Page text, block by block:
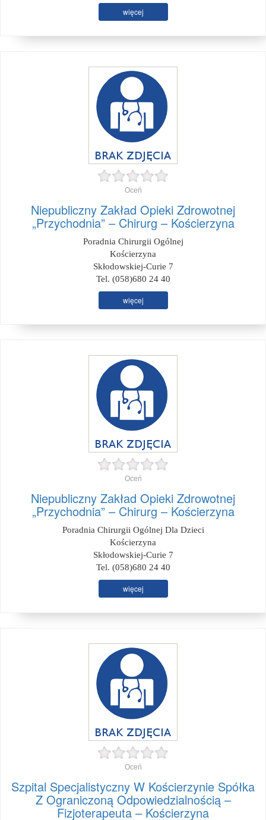
więcej
Oceń
Niepubliczny Zakład Opieki Zdrowotnej
„Przychodnia” – Chirurg – Kościerzyna
Poradnia Chirurgii Ogólnej
Kościerzyna
Skłodowskiej-Curie 7
Tel. (058)680 24 40
więcej
Oceń
Niepubliczny Zakład Opieki Zdrowotnej
„Przychodnia” – Chirurg – Kościerzyna
Poradnia Chirurgii Ogólnej Dla Dzieci
Kościerzyna
Skłodowskiej-Curie 7
Tel. (058)680 24 40
więcej
Oceń
Szpital Specjalistyczny W Kościerzynie Spółka
Z Ograniczoną Odpowiedzialnością –
Fizjoterapeuta – Kościerzyna